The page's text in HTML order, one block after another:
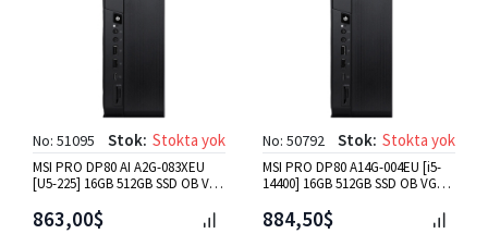
No: 51095 Stok: Stokta yok
MSI PRO DP80 AI A2G-083XEU
[U5-225] 16GB 512GB SSD OB VGA
863,00$
No: 50792 Stok: Stokta yok
MSI PRO DP80 A14G-004EU [i5-
14400] 16GB 512GB SSD OB VGA
884,50$